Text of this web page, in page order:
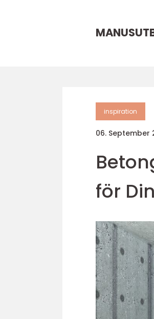
inspiration
06. September
för